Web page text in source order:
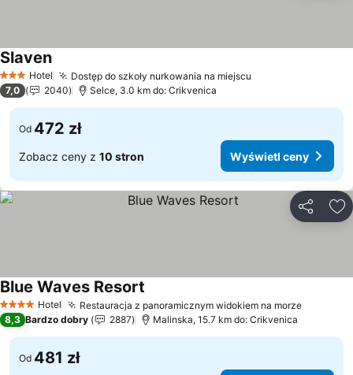
3 Kategoria
Hotel Dostęp do szkoły nurkowania na miejscu
SlavenWyświetl ceny
7,0 2040 Selce, 3.0 km do: Crikvenica
Od 472 zł
Zobacz ceny z 10 stron Wyświetl ceny
4 KategoriaHotel Restauracja z panoramicznym widokiem na morze
Blue Waves Resort
8,3 Bardzo dobry 2887 Malinska, 15.7 km do: Crikvenica
Od 481 zł